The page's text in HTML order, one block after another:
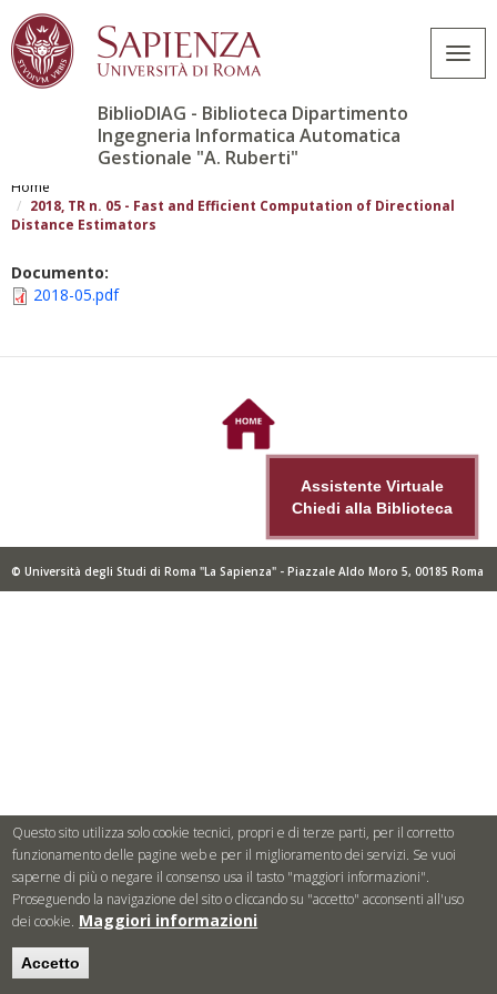
to
main
content
BiblioDIAG - Biblioteca Dipartimento
Ingegneria Informatica Automatica
Gestionale "A. Ruberti"
Home
2018, TR n. 05 - Fast and Efficient Computation of Directional
Distance Estimators
Documento:
2018-05.pdf
© Università degli Studi di Roma "La Sapienza" - Piazzale Aldo Moro 5, 00185 Roma
Assistente Virtuale
Chiedi alla Biblioteca
Questo sito utilizza solo cookie tecnici, propri e di terze parti, per il corretto
funzionamento delle pagine web e per il miglioramento dei servizi. Se vuoi
saperne di più o negare il consenso usa il tasto "maggiori informazioni".
Proseguendo la navigazione del sito o cliccando su "accetto" acconsenti all'uso
dei cookie. Maggiori informazioni
Accetto